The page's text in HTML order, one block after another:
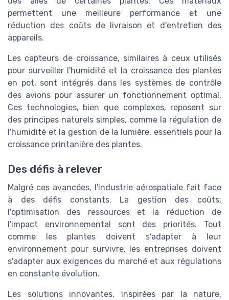
permettent une meilleure performance et une
réduction des coûts de livraison et d'entretien des
appareils.
Les capteurs de croissance, similaires à ceux utilisés
pour surveiller l'humidité et la croissance des plantes
en pot, sont intégrés dans les systèmes de contrôle
des avions pour assurer un fonctionnement optimal.
Ces technologies, bien que complexes, reposent sur
des principes naturels simples, comme la régulation de
l'humidité et la gestion de la lumière, essentiels pour la
croissance printanière des plantes.
Des défis à relever
Malgré ces avancées, l'industrie aérospatiale fait face
à des défis constants. La gestion des coûts,
l'optimisation des ressources et la réduction de
l'impact environnemental sont des priorités. Tout
comme les plantes doivent s'adapter à leur
environnement pour survivre, les entreprises doivent
s'adapter aux exigences du marché et aux régulations
en constante évolution.
Les solutions innovantes, inspirées par la nature,